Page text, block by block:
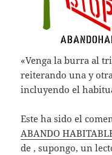
«Venga la burra al
reiterando una y
incluyendo el
Este ha sido el
ABANDO
de , supongo, un